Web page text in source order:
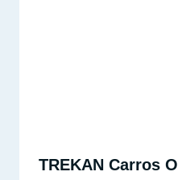
TREKAN Carros